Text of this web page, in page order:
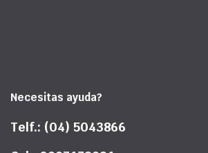
Necesitas ayuda?
Telf.: (04) 5043866